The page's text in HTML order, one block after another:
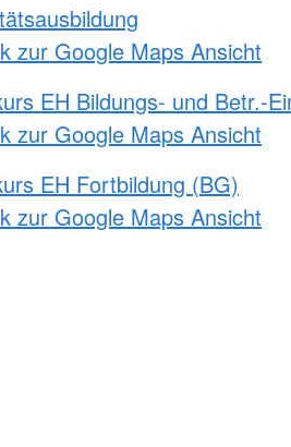
zur Google Maps Ansicht
EH Bildungs- und Betr.-
zur Google Maps Ansicht
EH Fortbildung (BG)
zur Google Maps Ansicht